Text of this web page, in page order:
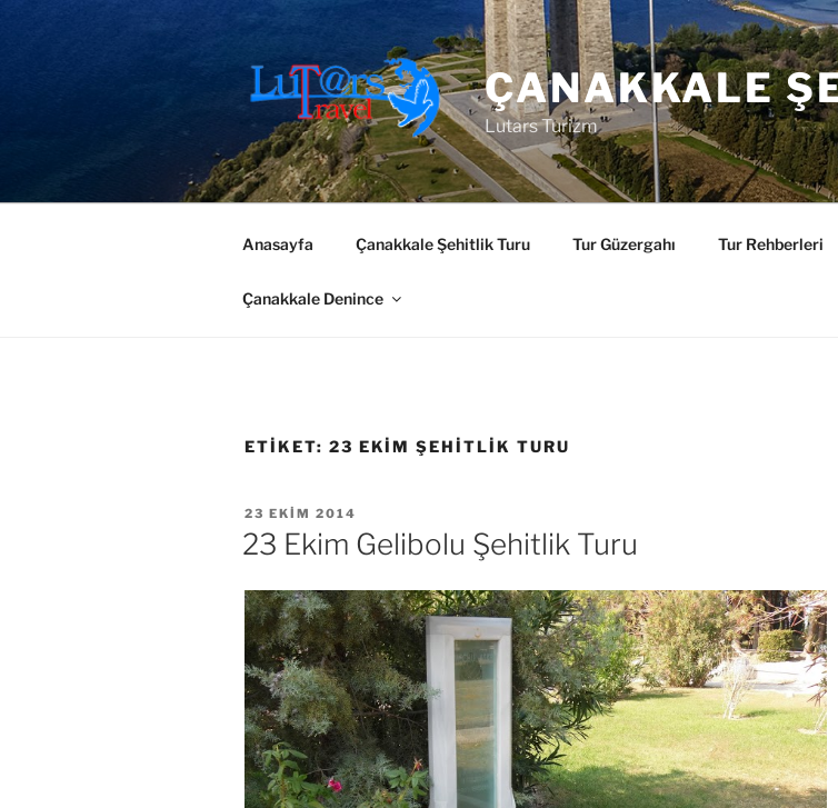
ÇANAKKALE
Lutars Turizm
Anasayfa Çanakkale Şehitlik Turu Tur Güzergahı Tur Rehberleri
Çanakkale Denince
ETIKET: 23 EKIM ŞEHITLIK TURU
YAYIM
TARIHI
23 EKIM 2014
23 Ekim Gelibolu Şehitlik Turu